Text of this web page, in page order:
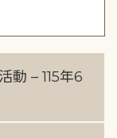
動 – 115年6